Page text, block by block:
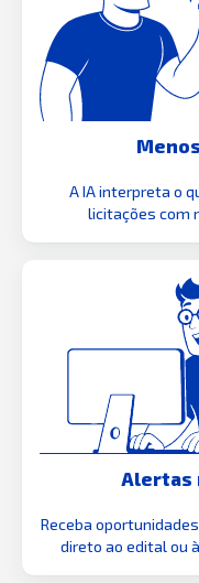
A IA interpreta o
licitações com
Alertas
Receba
direto ao edital ou